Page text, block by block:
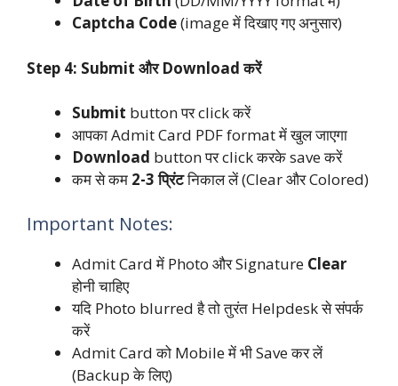
Captcha Code(image में दिखाए गए अनुसार)
Step 4: Submit और Download करें
Submit button पर click करें
आपका Admit Card PDF format में खुल जाएगा
Download button पर click करके save करें
कम से कम 2-3 प्रिंटनिकाल लें (Clear और Colored)
Important Notes:
Admit Card में Photo और Signature Clear
होनी चाहिए
यदि Photo blurred है तो तुरंत Helpdesk से संपर्क
करें
Admit Card को Mobile में भी Save कर लें
(Backup के लिए)